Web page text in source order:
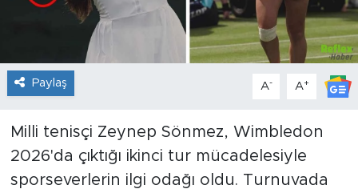
Paylaş A- A+
Milli tenisçi Zeynep Sönmez, Wimbledon
2026'da çıktığı ikinci tur mücadelesiyle
sporseverlerin ilgi odağı oldu. Turnuvada